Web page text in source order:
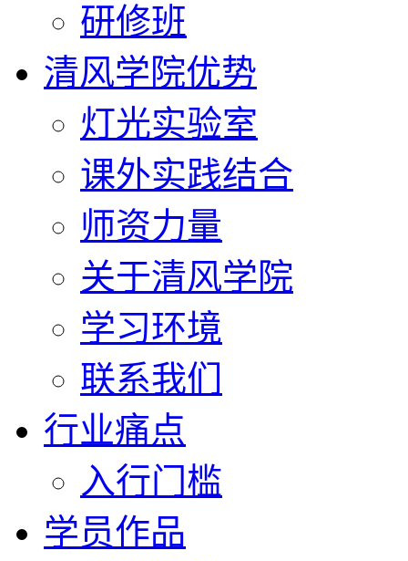
研修班
清风学院优势
灯光实验室
课外实践结合
师资力量
关于清风学院
学习环境
联系我们
行业痛点
入行门槛
学员作品